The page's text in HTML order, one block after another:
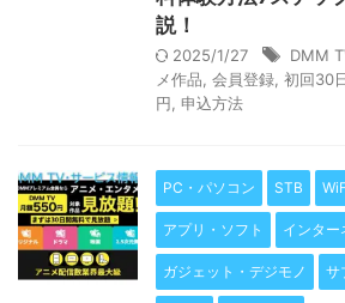
説！
2025/1/27 DMM
メ作品 会員登録 初回30
円 申込方法
PC・パソコン STB
アプリ・ソフト インター
ガジェット・デジモノ サ